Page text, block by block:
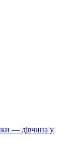
— дівчина у